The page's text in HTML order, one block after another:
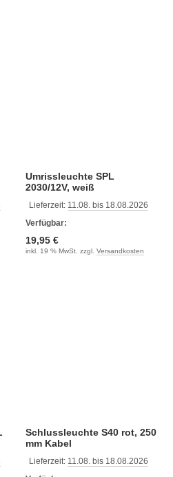
Umrissleuchte SPL
2030/12V, weiß
Lieferzeit: 11.08. bis 18.08.2026
Verfügbar:
19,95 €
inkl. 19 % MwSt. zzgl. Versandkosten
Schlussleuchte S40 rot, 250
mm Kabel
Lieferzeit: 11.08. bis 18.08.2026